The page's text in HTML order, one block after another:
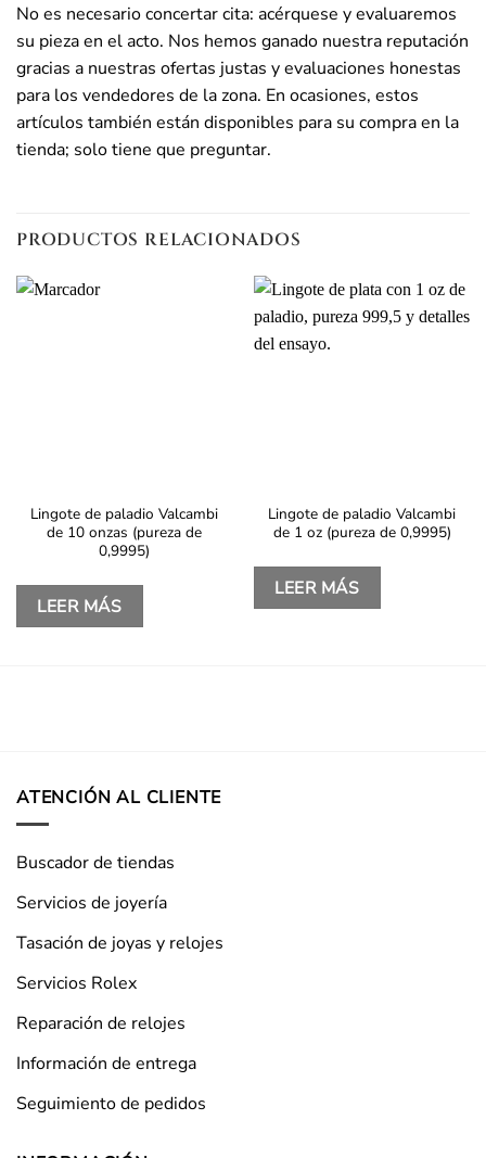
No es necesario concertar cita: acérquese y evaluaremos
su pieza en el acto. Nos hemos ganado nuestra reputación
gracias a nuestras ofertas justas y evaluaciones honestas
para los vendedores de la zona. En ocasiones, estos
artículos también están disponibles para su compra en la
tienda; solo tiene que preguntar.
PRODUCTOS RELACIONADOS
Lingote de paladio Valcambi
de 10 onzas (pureza de
0,9995)
LEER MÁS
Lingote de paladio Valcambi
de 1 oz (pureza de 0,9995)
LEER MÁS
ATENCIÓN AL CLIENTE
Buscador de tiendas
Servicios de joyería
Tasación de joyas y relojes
Servicios Rolex
Reparación de relojes
Información de entrega
Seguimiento de pedidos